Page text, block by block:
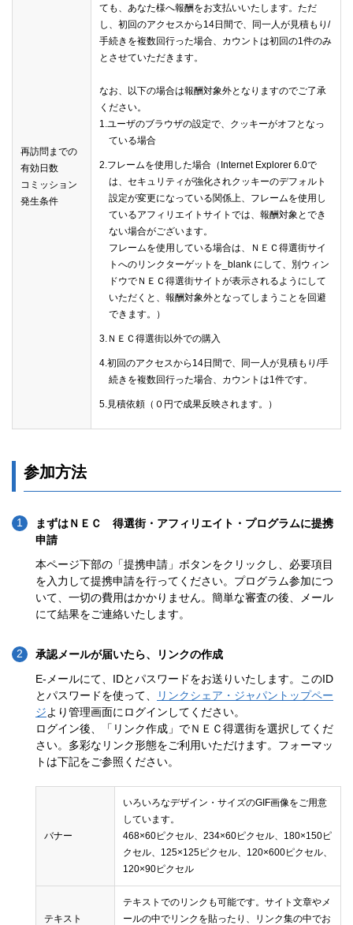
再訪問までの
有効日数
コミッション
発生条件
ても、あなた様へ報酬をお支払いいたします。ただ
し、初回のアクセスから14日間で、同一人が見積もり/
手続きを複数回行った場合、カウントは初回の1件のみ
とさせていただきます。
なお、以下の場合は報酬対象外となりますのでご了承
ください。
1.ユーザのブラウザの設定で、クッキーがオフとなっ
ている場合
2.フレームを使用した場合（Internet Explorer 6.0で
は、セキュリティが強化されクッキーのデフォルト
設定が変更になっている関係上、フレームを使用し
ているアフィリエイトサイトでは、報酬対象とでき
ない場合がございます。
フレームを使用している場合は、ＮＥＣ得選街サイ
トへのリンクターゲットを_blank にして、別ウィン
ドウでＮＥＣ得選街サイトが表示されるようにして
いただくと、報酬対象外となってしまうことを回避
できます。）
3.ＮＥＣ得選街以外での購入
4.初回のアクセスから14日間で、同一人が見積もり/手
続きを複数回行った場合、カウントは1件です。
5.見積依頼（０円で成果反映されます。）
参加方法
まずはＮＥＣ 得選街・アフィリエイト・プログラムに提携
申請
本ページ下部の「提携申請」ボタンをクリックし、必要項目
を入力して提携申請を行ってください。プログラム参加につ
いて、一切の費用はかかりません。簡単な審査の後、メール
にて結果をご連絡いたします。
承認メールが届いたら、リンクの作成
E-メールにて、IDとパスワードをお送りいたします。このID
とパスワードを使って、
リンクシェア・ジャパントップペー
ジより管理画面にログインしてください。
ログイン後、「リンク作成」でＮＥＣ得選街を選択してくだ
さい。多彩なリンク形態をご利用いただけます。フォーマッ
トは下記をご参照ください。
バナー
いろいろなデザイン・サイズのGIF画像をご用意
しています。
468×60ピクセル、234×60ピクセル、180×150ピ
クセル、125×125ピクセル、120×600ピクセル、
120×90ピクセル
テキスト
テキストでのリンクも可能です。サイト文章やメ
ールの中でリンクを貼ったり、リンク集の中でお